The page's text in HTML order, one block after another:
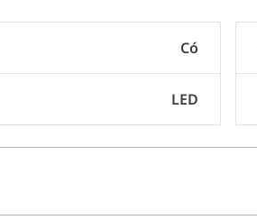
Có
LED